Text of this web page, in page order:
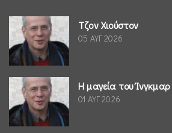
Τζον Χιούστον
05 ΑΥΓ 2026
Η μαγεία του
01 ΑΥΓ 2026